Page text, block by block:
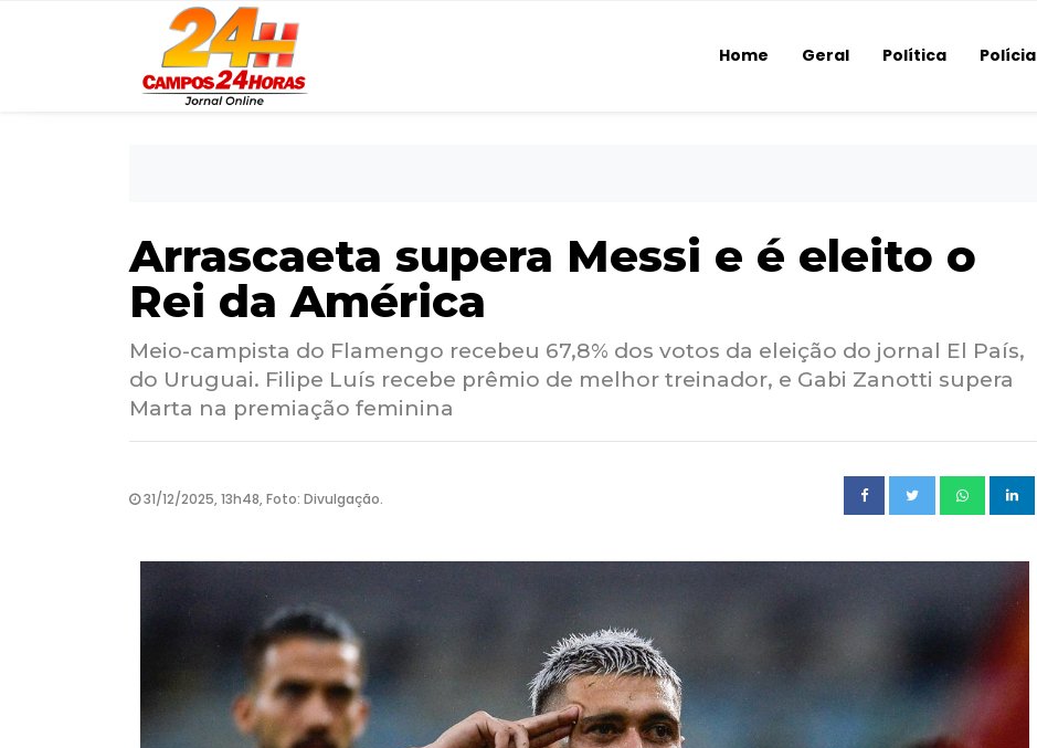
Home Geral Política Polícia
Arrascaeta supera Messi e é eleito o
Rei da América
Meio-campista do Flamengo recebeu 67,8% dos votos da eleição do jornal El País,
do Uruguai. Filipe Luís recebe prêmio de melhor treinador, e Gabi Zanotti supera
Marta na premiação feminina
31/12/2025, 13h48, Foto: Divulgação.